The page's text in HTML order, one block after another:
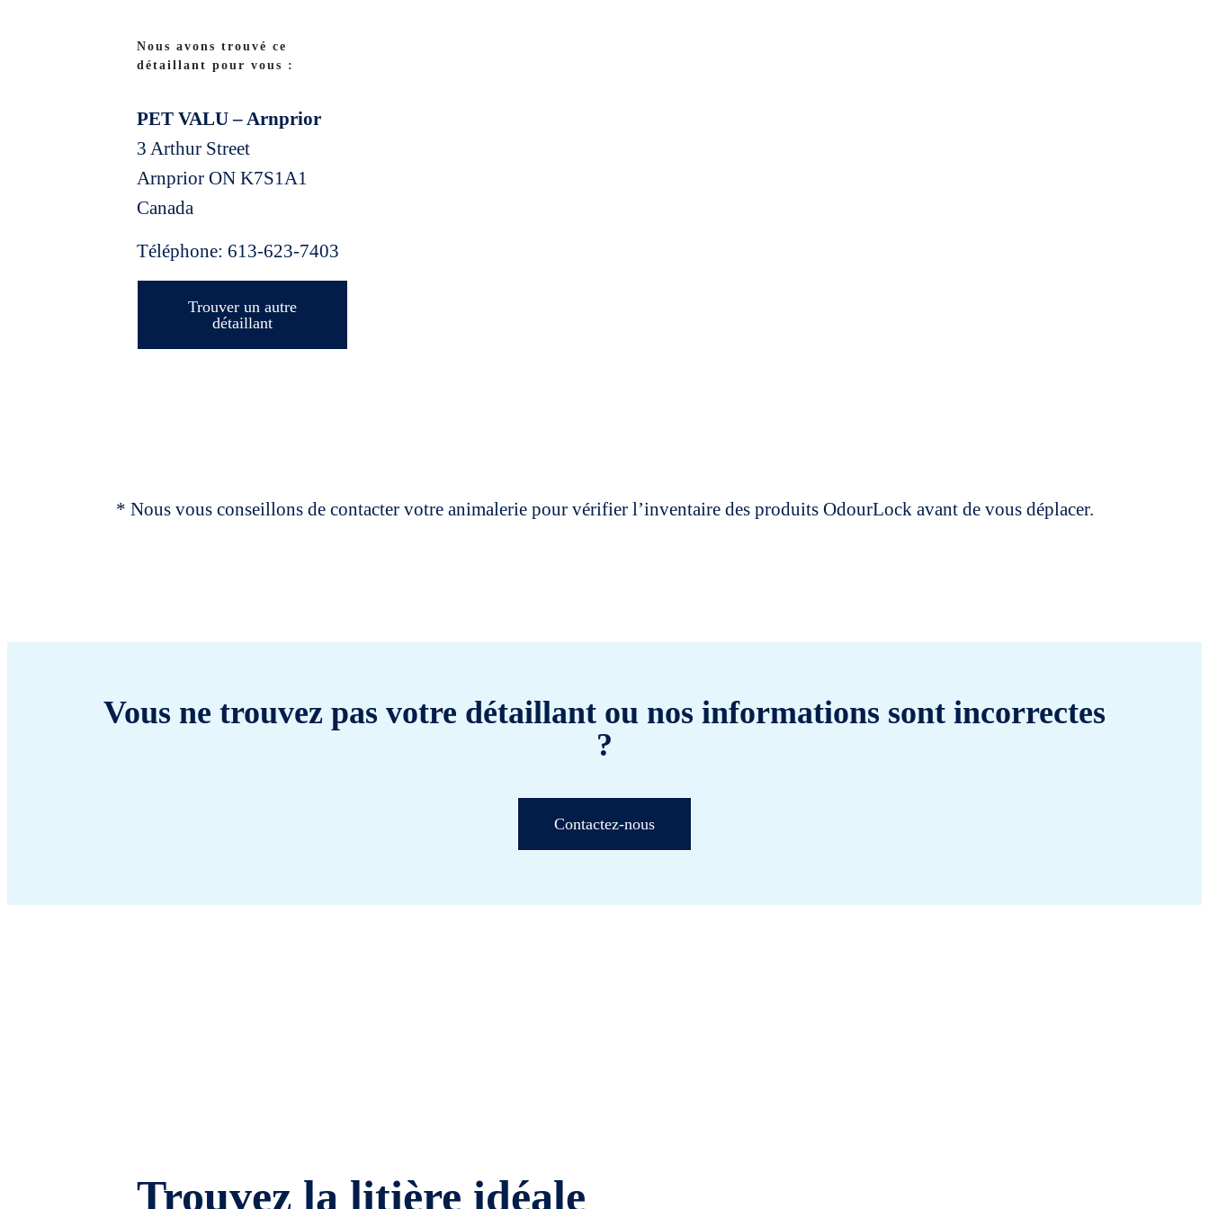
Nous avons trouvé ce
détaillant pour vous :
PET VALU – Arnprior
3 Arthur Street
Arnprior ON K7S1A1
Canada
Téléphone: 613-623-7403
Trouver un autre
détaillant
* Nous vous conseillons de contacter votre animalerie pour vérifier l’inventaire des produits OdourLock avant de vous déplacer.
Vous ne trouvez pas votre détaillant ou nos informations sont incorrectes
?
Contactez-nous
Trouvez la litière idéale